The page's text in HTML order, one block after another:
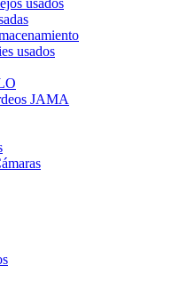
usados
usados
JAMA